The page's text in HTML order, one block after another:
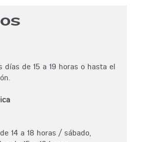
días de 15 a 19 horas o hasta el
14 a 18 horas / sábado,